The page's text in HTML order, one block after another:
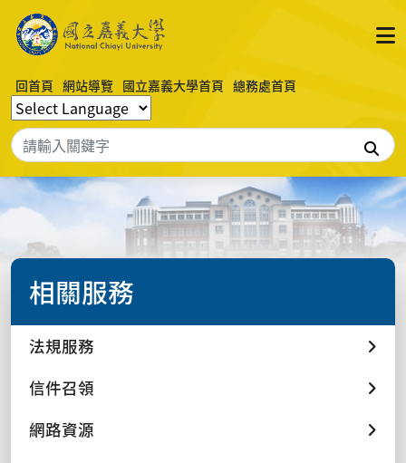
回首頁 網站導覽 國立嘉義大學首頁 總務處首頁
搜尋
相關服務
法規服務
信件召領
網路資源